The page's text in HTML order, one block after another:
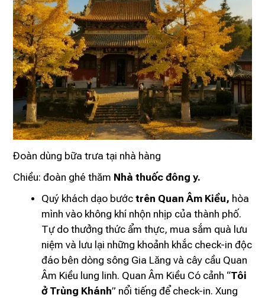
Đoàn dùng bữa trưa tại nhà hàng
Chiều: đoàn ghé thăm Nhà thuốc đông y.
Quý khách dạo bước trên Quan Âm Kiều, hòa
mình vào không khí nhộn nhịp của thành phố.
Tự do thưởng thức ẩm thực, mua sắm quà lưu
niệm và lưu lại những khoảnh khắc check-in độc
đáo bên dòng sông Gia Lăng và cây cầu Quan
Âm Kiều lung linh. Quan Âm Kiều Có cảnh “Tôi
ở Trùng Khánh” nổi tiếng để check-in. Xung